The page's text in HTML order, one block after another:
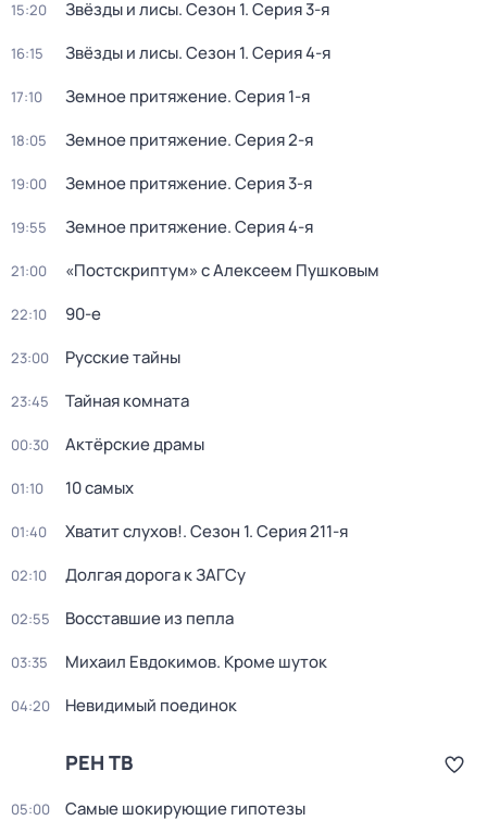
15:20 Звёзды и лисы. Сезон 1. Серия 3-я
16:15 Звёзды и лисы. Сезон 1. Серия 4-я
17:10 Земное притяжение. Серия 1-я
18:05 Земное притяжение. Серия 2-я
19:00 Земное притяжение. Серия 3-я
19:55 Земное притяжение. Серия 4-я
21:00 «Постскриптум» с Алексеем Пушковым
22:10 90-е
23:00 Русские тайны
23:45 Тайная комната
00:30 Актёрские драмы
01:10 10 самых
01:40 Хватит слухов!. Сезон 1. Серия 211-я
02:10 Долгая дорога к ЗАГСу
02:55 Восставшие из пепла
03:35 Михаил Евдокимов. Кроме шуток
04:20 Невидимый поединок
РЕН ТВ
05:00 Самые шoкиpующие гипотезы